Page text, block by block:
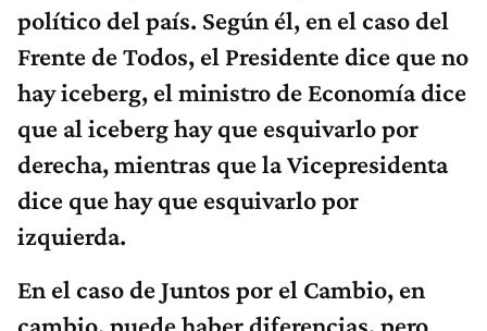
político del país. Según él, en el caso del
Frente de Todos, el Presidente dice que no
hay iceberg, el ministro de Economía dice
que al iceberg hay que esquivarlo por
derecha, mientras que la Vicepresidenta
dice que hay que esquivarlo por
izquierda.
En el caso de Juntos por el Cambio, en
cambio, puede haber diferencias, pero